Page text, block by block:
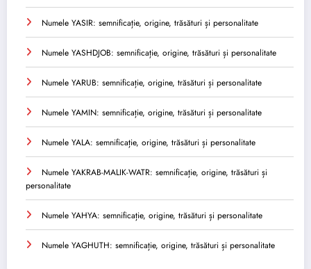
Numele YASIR: semnificație, origine, trăsături și personalitate
Numele YASHDJOB: semnificație, origine, trăsături și personalitate
Numele YARUB: semnificație, origine, trăsături și personalitate
Numele YAMIN: semnificație, origine, trăsături și personalitate
Numele YALA: semnificație, origine, trăsături și personalitate
Numele YAKRAB-MALIK-WATR: semnificație, origine, trăsături și
personalitate
Numele YAHYA: semnificație, origine, trăsături și personalitate
Numele YAGHUTH: semnificație, origine, trăsături și personalitate